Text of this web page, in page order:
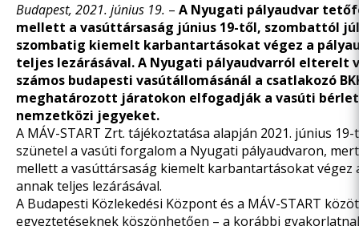
Budapest, 2021. június 19. – A Nyugati pályaudvar
mellett a vasúttársaság június 19-től, szombattól
szombatig kiemelt karbantartásokat végez a
teljes lezárásával. A Nyugati pályaudvarról elterelt
számos budapesti vasútállomásánál a csatlakozó
meghatározott járatokon elfogadják a vasúti
nemzetközi jegyeket.
A MÁV-START Zrt. tájékoztatása alapján 2021. június
szünetel a vasúti forgalom a Nyugati pályaudvaron,
mellett a vasúttársaság kiemelt karbantartásokat végez
annak teljes lezárásával.
A Budapesti Közlekedési Központ és a MÁV-START
egyeztetéseknek köszönhetően – a korábbi